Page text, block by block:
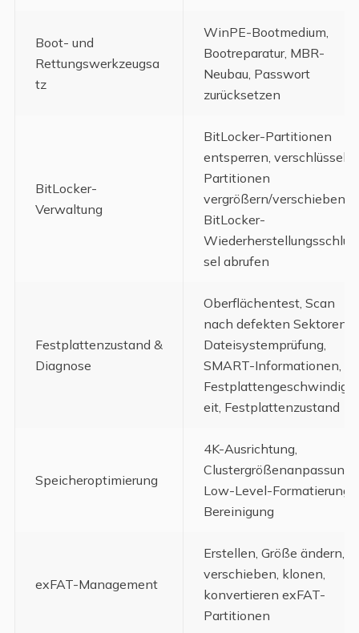
Boot- und
Rettungswerkzeugsa
tz
WinPE-Bootmedium,
Bootreparatur, MBR-
Neubau, Passwort
zurücksetzen
BitLocker-
Verwaltung
BitLocker-Partitionen
entsperren, verschlüsselte
Partitionen
vergrößern/verschieben,
BitLocker-
Wiederherstellungsschlüs
sel abrufen
Festplattenzustand &
Diagnose
Oberflächentest, Scan
nach defekten Sektoren,
Dateisystemprüfung,
SMART-Informationen,
Festplattengeschwindigk
eit, Festplattenzustand
Speicheroptimierung
4K-Ausrichtung,
Clustergrößenanpassung,
Low-Level-Formatierung,
Bereinigung
exFAT-Management
Erstellen, Größe ändern,
verschieben, klonen,
konvertieren exFAT-
Partitionen